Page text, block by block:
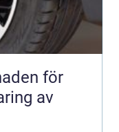
för
av